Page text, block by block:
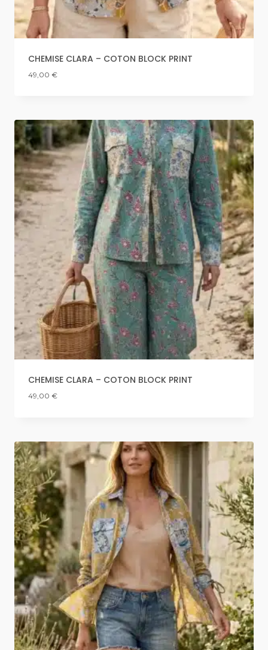
CHEMISE CLARA – COTON BLOCK PRINT
49,00 €
CHEMISE CLARA – COTON BLOCK PRINT
49,00 €